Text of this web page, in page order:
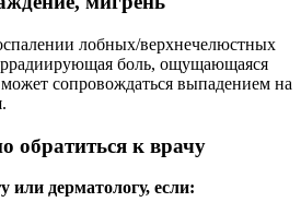
лобных/верхнечелюстных
боль, ощущающаяся
сопровождаться выпадением на
обратиться к врачу
или дерматологу, если: